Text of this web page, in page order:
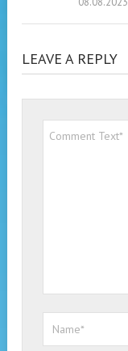
LEAVE A REPLY